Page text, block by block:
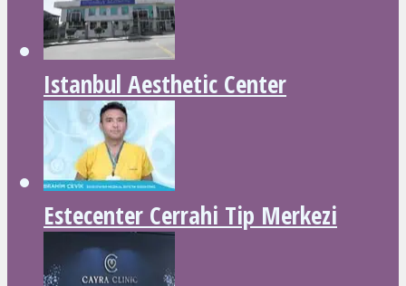
Istanbul Aesthetic Center
Estecenter Cerrahi Tip Merkezi